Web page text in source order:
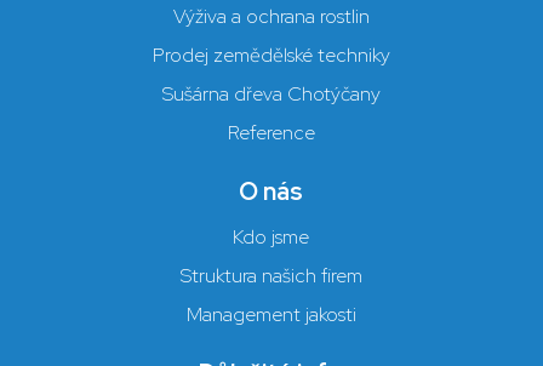
Výživa a ochrana rostlin
Prodej zemědělské techniky
Sušárna dřeva Chotýčany
Reference
O nás
Kdo jsme
Struktura našich firem
Management jakosti